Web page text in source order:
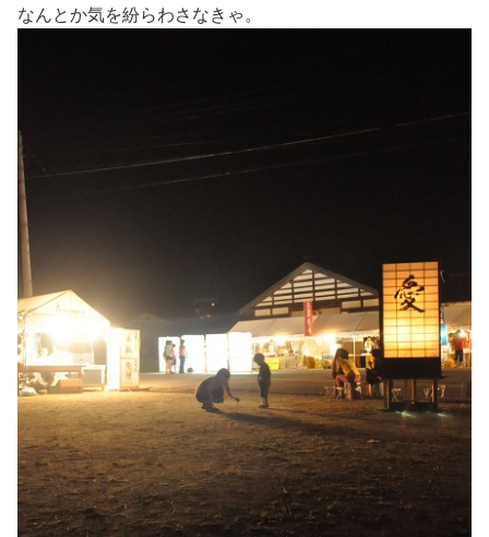
なんとか気を紛らわさなきゃ。